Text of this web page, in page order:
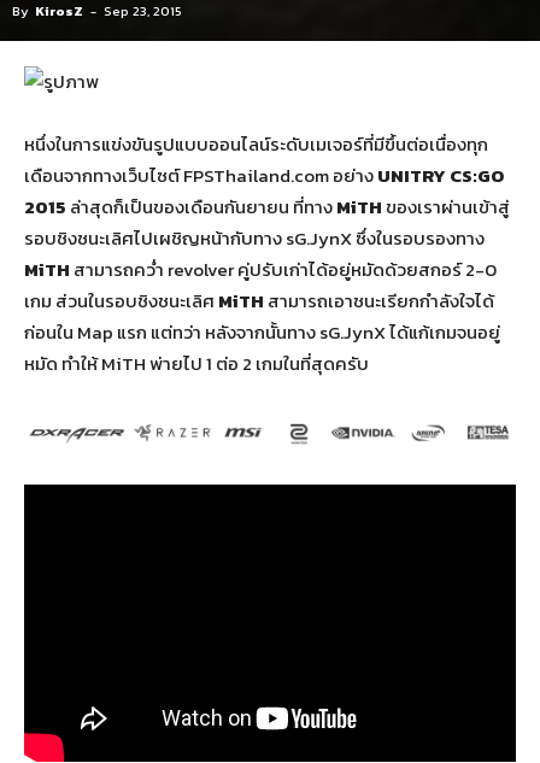
By KirosZ - Sep 23, 2015
หนึ่งในการแข่งขันรูปแบบออนไลน์ระดับเมเจอร์ที่มีขึ้นต่อเนื่องทุก
เดือนจากทางเว็บไซต์ FPSThailand.com อย่างUNITRY CS:GO
2015 ล่าสุดก็เป็นของเดือนกันยายน ที่ทางMiTHของเราผ่านเข้าสู่
รอบชิงชนะเลิศไปเผชิญหน้ากับทาง sG.JynX ซึ่งในรอบรองทาง
MiTH สามารถคว่ำ revolver คู่ปรับเก่าได้อยู่หมัดด้วยสกอร์ 2-0
เกม ส่วนในรอบชิงชนะเลิศ MiTH สามารถเอาชนะเรียกกำลังใจได้
ก่อนใน Map แรก แต่ทว่า หลังจากนั้นทาง sG.JynX ได้แก้เกมจนอยู่
หมัด ทำให้ MiTH พ่ายไป 1 ต่อ 2 เกมในที่สุดครับ